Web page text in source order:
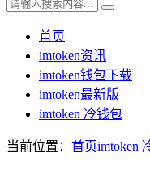
首页
imtoken资讯
imtoken钱包下载
imtoken最新版
imtoken 冷钱包
当前位置： 首页imtoken